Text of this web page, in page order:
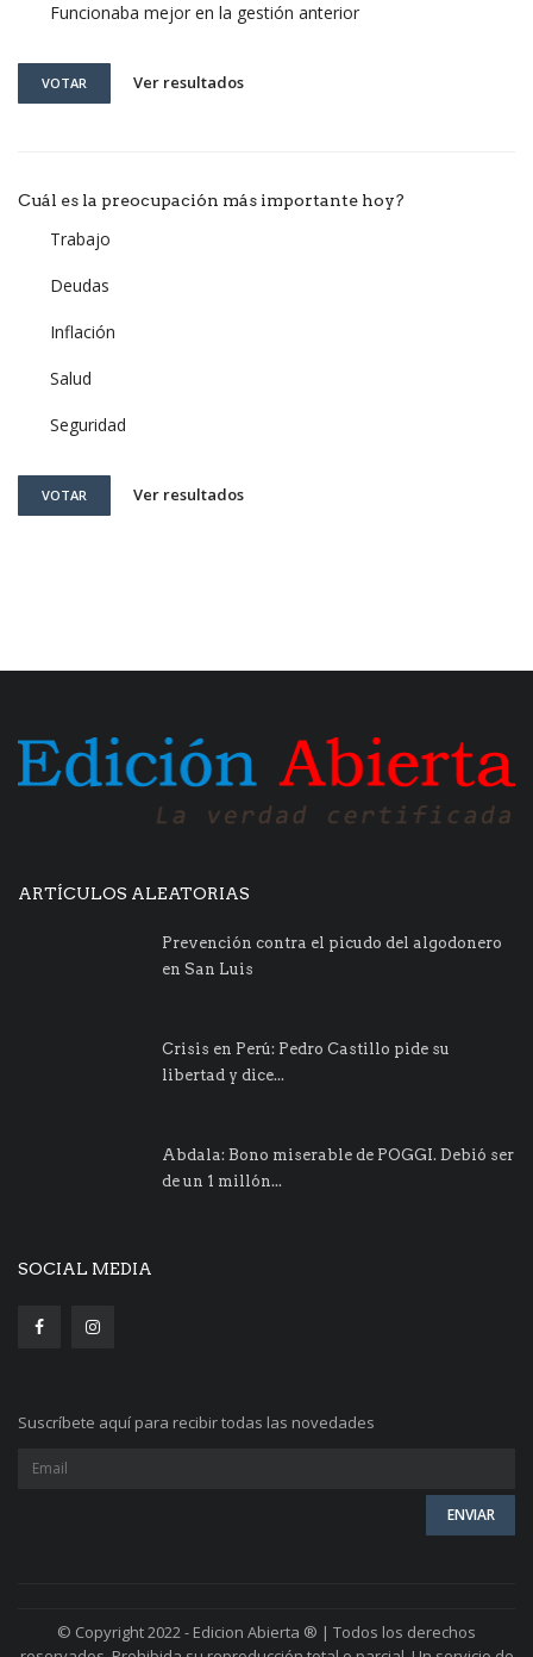
Funcionaba mejor en la gestión anterior
VOTAR Ver resultados
Cuál es la preocupación más importante hoy?
Trabajo
Deudas
Inflación
Salud
Seguridad
VOTAR Ver resultados
ARTÍCULOS ALEATORIAS
Prevención contra el picudo del algodonero
en San Luis
Crisis en Perú: Pedro Castillo pide su
libertad y dice...
Abdala: Bono miserable de POGGI. Debió ser
de un 1 millón...
SOCIAL MEDIA
Suscríbete aquí para recibir todas las novedades
© Copyright 2022 - Edicion Abierta ® | Todos los derechos